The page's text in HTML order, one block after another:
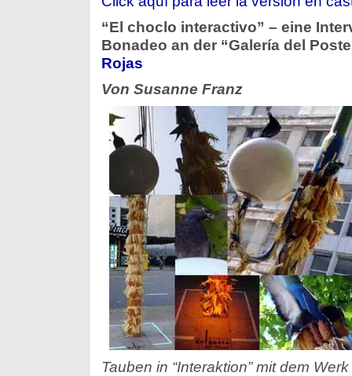
“El choclo interactivo” – eine
Bonadeo an der “Galería del
Rojas
Von Susanne Franz
Tauben in “Interaktion” mit dem